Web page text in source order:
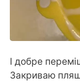
І добре
Закриваю